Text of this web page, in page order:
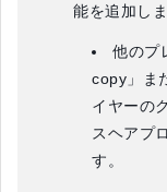
能を追加しま
他のプ
copy」ま
イヤーの
スヘアプ
す。